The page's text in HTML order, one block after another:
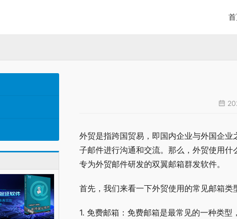
外贸是指跨国贸易，即国内企业与外国企
子邮件进行沟通和交流。那么，外贸使用
专为外贸邮件研发的双翼邮箱群发软件。
首先，我们来看一下外贸使用的常见邮箱类
1. 免费邮箱：免费邮箱是最常见的一种类